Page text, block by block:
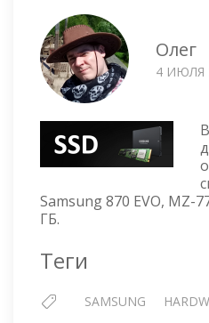
Олег
4 ИЮЛЯ
Samsung 870 EVO, MZ-
ГБ.
Теги
SAMSUNG